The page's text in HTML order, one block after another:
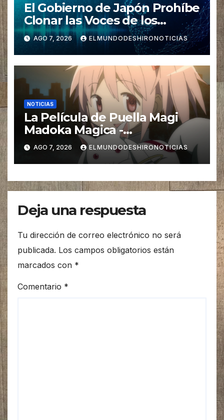
El Gobierno de Japón Prohíbe
Clonar las Voces de los
Seiyuus con IA
AGO 7, 2026 ELMUNDODESHIRONOTICIAS
NOTICIAS
La Película de Puella Magi
Madoka Magica -
Walpurgisnacht Rising-
regresa a Cines de Japón con
una versión IMAX
AGO 7, 2026 ELMUNDODESHIRONOTICIAS
Deja una respuesta
Tu dirección de correo electrónico no será
publicada. Los campos obligatorios están
marcados con *
Comentario *